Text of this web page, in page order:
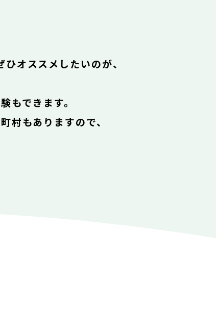
オススメしたいのが、
もできます。
村もありますので、